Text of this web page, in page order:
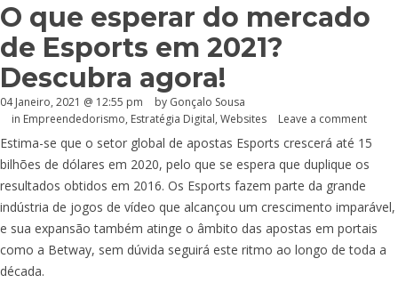
O que esperar do mercado
de Esports em 2021?
Descubra agora!
04 Janeiro, 2021 @ 12:55 pm by Gonçalo Sousa
in Empreendedorismo, Estratégia Digital, Websites Leave a comment
Estima-se que o setor global de apostas Esports crescerá até 15
bilhões de dólares em 2020, pelo que se espera que duplique os
resultados obtidos em 2016. Os Esports fazem parte da grande
indústria de jogos de vídeo que alcançou um crescimento imparável,
e sua expansão também atinge o âmbito das apostas em portais
como a Betway, sem dúvida seguirá este ritmo ao longo de toda a
década.